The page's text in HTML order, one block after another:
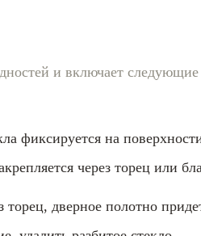
и включает
фиксируется на
через торец или
дверное полотно